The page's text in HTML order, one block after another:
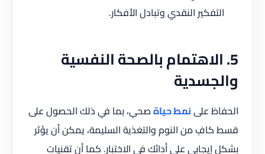
التفكير النقدي وتبادل الأفكار.
5. الاهتمام بالصحة النفسية
والجسدية
الحفاظ علىنمط حياةصحي، بما في ذلك الحصول على
قسط كافٍ من النوم والتغذية السليمة، يمكن أن يؤثر
بشكل إيجابي على أدائك في الاختبار. كما أن تقنيات